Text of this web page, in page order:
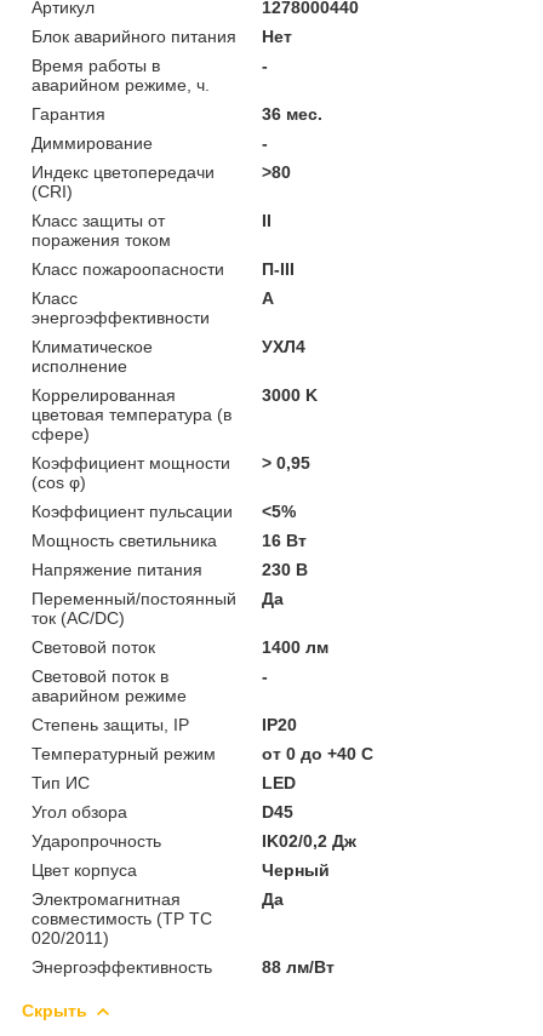
Артикул
1278000440
Блок аварийного питания
Нет
Время работы в
аварийном режиме, ч.
-
Гарантия
36 мес.
Диммирование
-
Индекс цветопередачи
(CRI)
>80
Класс защиты от
поражения током
II
Класс пожароопасности
П-ІІІ
Класс
энергоэффективности
A
Климатическое
исполнение
УХЛ4
Коррелированная
цветовая температура (в
сфере)
3000 K
Коэффициент мощности
(cos φ)
> 0,95
Коэффициент пульсации
<5%
Мощность светильника
16 Вт
Напряжение питания
230 В
Переменный/постоянный
ток (AC/DC)
Да
Световой поток
1400 лм
Световой поток в
аварийном режиме
-
Степень защиты, IP
IP20
Температурный режим
от 0 до +40 C
Тип ИС
LED
Угол обзора
D45
Ударопрочность
IK02/0,2 Дж
Цвет корпуса
Черный
Электромагнитная
совместимость (ТР ТС
020/2011)
Да
Энергоэффективность 88 лм/Вт
Скрыть